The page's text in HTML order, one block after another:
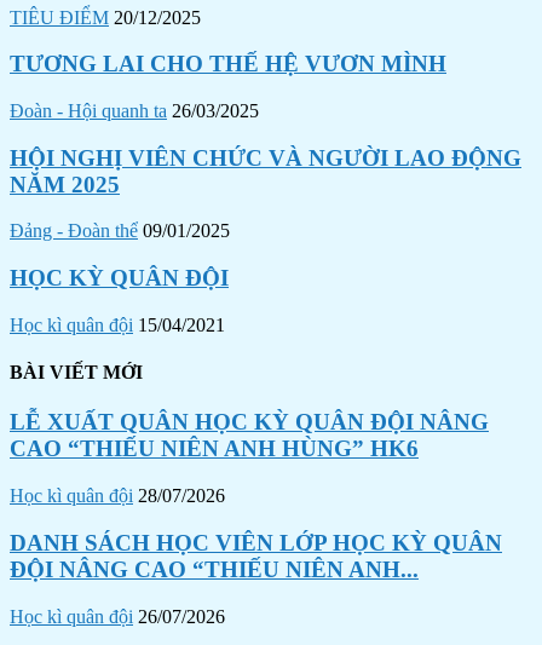
TIÊU ĐIỂM 20/12/2025
TƯƠNG LAI CHO THẾ HỆ VƯƠN MÌNH
Đoàn - Hội quanh ta 26/03/2025
HỘI NGHỊ VIÊN CHỨC VÀ NGƯỜI LAO ĐỘNG
NĂM 2025
Đảng - Đoàn thể 09/01/2025
HỌC KỲ QUÂN ĐỘI
Học kì quân đội 15/04/2021
BÀI VIẾT MỚI
LỄ XUẤT QUÂN HỌC KỲ QUÂN ĐỘI NÂNG
CAO “THIẾU NIÊN ANH HÙNG” HK6
Học kì quân đội 28/07/2026
DANH SÁCH HỌC VIÊN LỚP HỌC KỲ QUÂN
ĐỘI NÂNG CAO “THIẾU NIÊN ANH...
Học kì quân đội 26/07/2026